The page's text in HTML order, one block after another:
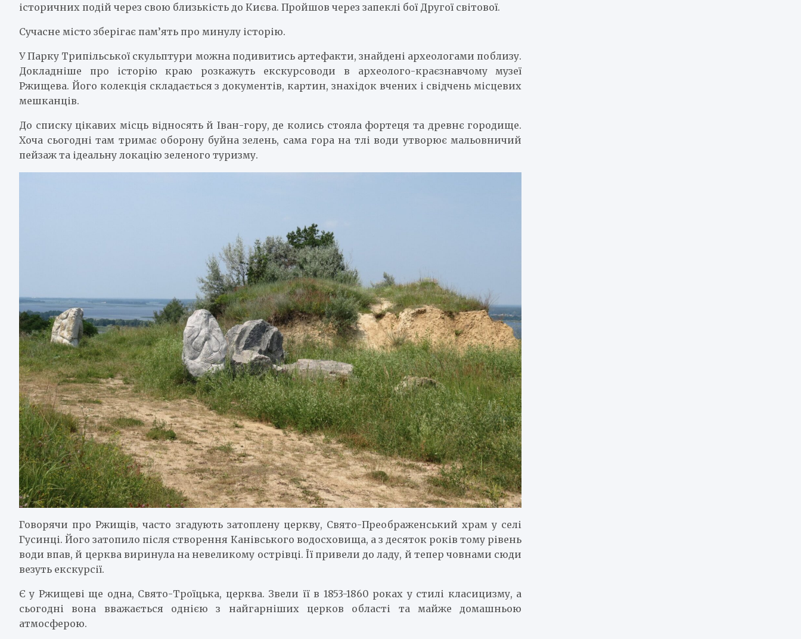
історичних подій через свою близькість до Києва. Пройшов через запеклі бої Другої світової.
Сучасне місто зберігає пам’ять про минулу історію.
У Парку Трипільської скульптури можна подивитись артефакти, знайдені археологами поблизу.
Докладніше про історію краю розкажуть екскурсоводи в археолого-краєзнавчому музеї
Ржищева. Його колекція складається з документів, картин, знахідок вчених і свідчень місцевих
мешканців.
До списку цікавих місць відносять й Іван-гору, де колись стояла фортеця та древнє городище.
Хоча сьогодні там тримає оборону буйна зелень, сама гора на тлі води утворює мальовничий
пейзаж та ідеальну локацію зеленого туризму.
Говорячи про Ржищів, часто згадують затоплену церкву, Свято-Преображенський храм у селі
Гусинці. Його затопило після створення Канівського водосховища, а з десяток років тому рівень
води впав, й церква виринула на невеликому острівці. Її привели до ладу, й тепер човнами сюди
везуть екскурсії.
Є у Ржищеві ще одна, Свято-Троїцька, церква. Звели її в 1853-1860 роках у стилі класицизму, а
сьогодні вона вважається однією з найгарніших церков області та майже домашньою
атмосферою.